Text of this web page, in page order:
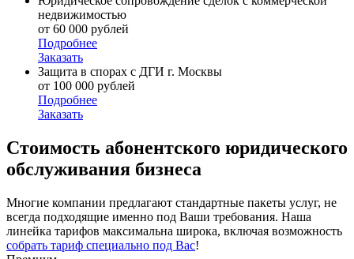
недвижимостью
от 60 000 рублей
Подробнее
Заказать
Защита в спорах с ДГИ г. Москвы
от 100 000 рублей
Подробнее
Заказать
Стоимость абонентского юридического
обслуживания бизнеса
Многие компании предлагают стандартные пакеты услуг, не
всегда подходящие именно под Ваши требования. Наша
линейка тарифов максимальна широка, включая возможность
собрать тариф специально под Вас!